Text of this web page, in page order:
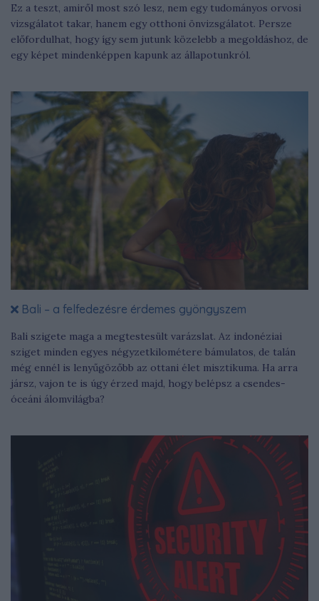
Ez a teszt, amiről most szó lesz, nem egy tudományos orvosi
vizsgálatot takar, hanem egy otthoni önvizsgálatot. Persze
előfordulhat, hogy így sem jutunk közelebb a megoldáshoz, de
egy képet mindenképpen kapunk az állapotunkról.
Bali – a felfedezésre érdemes gyöngyszem
Bali szigete maga a megtestesült varázslat. Az indonéziai
sziget minden egyes négyzetkilométere bámulatos, de talán
még ennél is lenyűgözőbb az ottani élet misztikuma. Ha arra
jársz, vajon te is úgy érzed majd, hogy belépsz a csendes-
óceáni álomvilágba?